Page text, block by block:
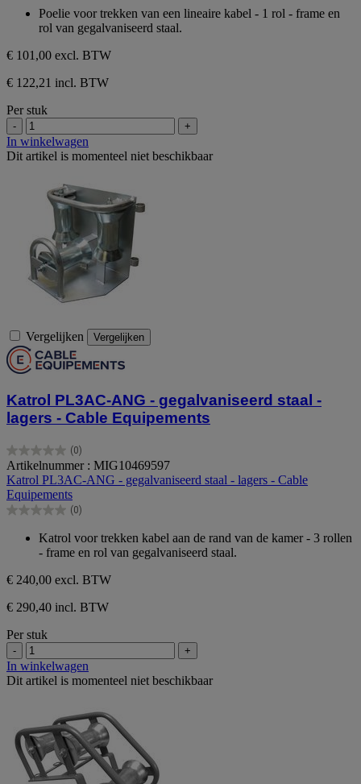
sterren.
Poelie voor trekken van een lineaire kabel - 1 rol - frame en
rol van gegalvaniseerd staal.
€ 101,00 excl. BTW
€ 122,21 incl. BTW
Per stuk
- +
In winkelwagen
Dit artikel is momenteel niet beschikbaar
Vergelijken Vergelijken
Katrol PL3AC-ANG - gegalvaniseerd staal -
lagers - Cable Equipements
(0)
0.0
van
de
5
sterren.
Artikelnummer : MIG10469597
Katrol PL3AC-ANG - gegalvaniseerd staal - lagers - Cable
Equipements
(0)
0.0
sterren.
Katrol voor trekken kabel aan de rand van de kamer - 3 rollen
- frame en rol van gegalvaniseerd staal.
€ 240,00 excl. BTW
€ 290,40 incl. BTW
Per stuk
- +
In winkelwagen
Dit artikel is momenteel niet beschikbaar